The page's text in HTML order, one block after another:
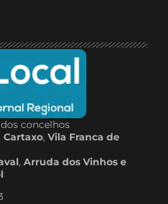
concelhos
, Cartaxo, Vila Franca de
, Arruda dos Vinhos e